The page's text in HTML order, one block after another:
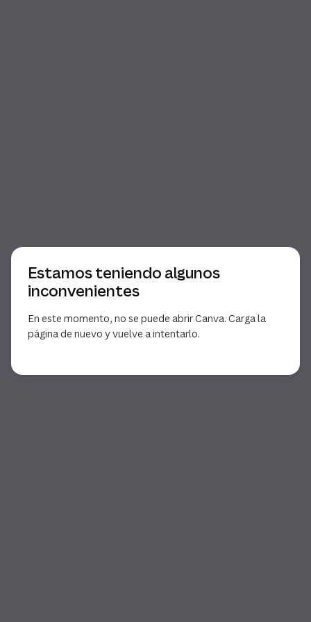
Estamos teniendo algunos
inconvenientes
En este momento, no se puede abrir Canva. Carga la
página de nuevo y vuelve a intentarlo.